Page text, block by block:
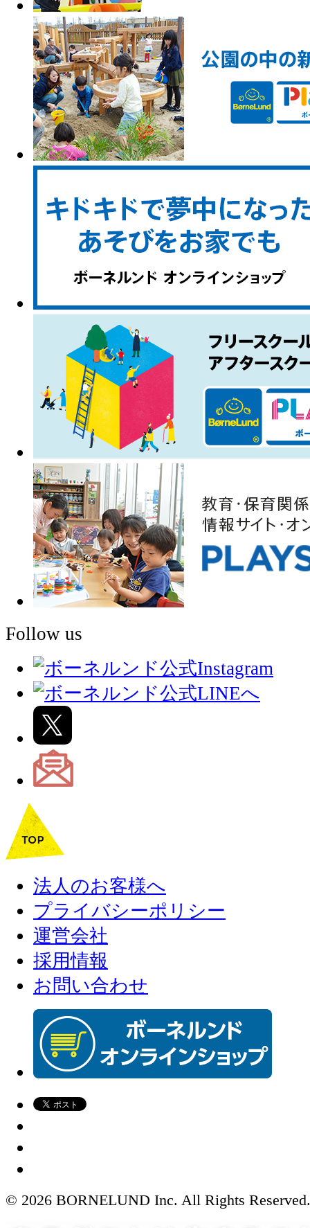
Follow us
法人のお客様へ
プライバシーポリシー
運営会社
採用情報
お問い合わせ
© 2026 BORNELUND Inc. All Rights Reserved.